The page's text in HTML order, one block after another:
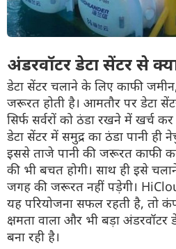
अंडरवॉटर डेटा सेंटर से
डेटा सेंटर चलाने के लिए काफी
जरूरत होती है। आमतौर पर डेटा
सिर्फ सर्वरों को ठंडा रखने में खर्च
डेटा सेंटर में समुद्र का ठंडा पानी ही
इससे ताजे पानी की जरूरत काफी
की भी बचत होगी। साथ ही इसे
जगह की जरूरत नहीं पड़ेगी।
यह परियोजना सफल रहती है, तो
क्षमता वाला और भी बड़ा अंडरवॉटर
बना रही है।